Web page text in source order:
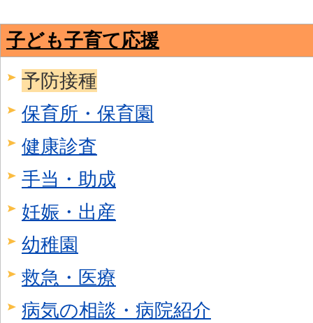
子ども子育て応援
予防接種
保育所・保育園
健康診査
手当・助成
妊娠・出産
幼稚園
救急・医療
病気の相談・病院紹介